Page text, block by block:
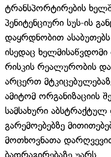
ტრანსპორტირების
პენიტენციური სუს-ის
დაყრდნობით
ისედაც ხელმისაწვდომი
რისკის რეალურობის
არცერთ
ამიტომ ორგანიზაციის
სამსახური
გარემოებებზე
მოთხოვნათა